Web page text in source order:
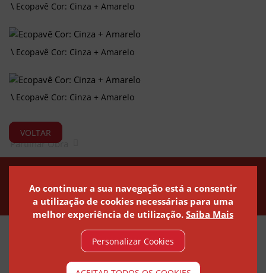
Ecopavê Cor: Cinza + Amarelo
Ecopavê Cor: Cinza + Amarelo
Ecopavê Cor: Cinza + Amarelo
VOLTAR
Partilhar Obra
© ARTEBEL 2021 - ARTEFACTOS DE BETÃO
Ao continuar a sua navegação está a consentir
a utilização de cookies necessárias para uma
melhor experiência de utilização. Saiba Mais
Personalizar Cookies